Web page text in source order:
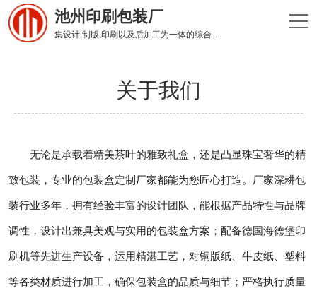
池州印刷包装厂
集设计,制版,印刷以及后加工为一体的综合性印刷企业
关于我们
无论是承载着精美茶叶的雅致礼盒，还是凸显珠宝奢华的精
致包装，专业的包装盒定制厂家都能为您匠心打造。厂家深耕包
装行业多年，拥有经验丰富的设计团队，能根据产品特性与品牌
调性，设计出兼具美观与实用的包装盒方案；配备德国海德堡印
刷机等先进生产设备，运用精湛工艺，对铜版纸、牛皮纸、塑料
等各类材质进行加工，确保包装盒的品质与细节；严格执行质量